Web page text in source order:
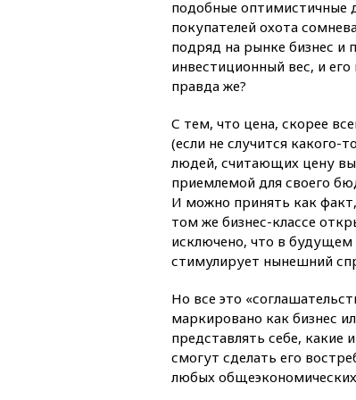
подобные оптимистичные
покупателей охота
подряд на рынке бизнес и
инвестиционный вес, и
правда же?
С тем, что цена, скорее
(если не случится
людей, считающих цену
приемлемой для своего
И можно принять как
том же бизнес-классе
исключено, что в
стимулирует нынешний
Но все это
маркировано как бизнес
представлять себе,
смогут сделать его
любых